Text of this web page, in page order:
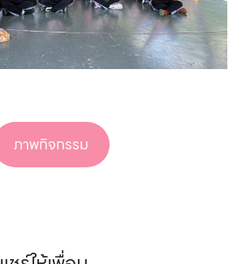
ภาพกิจกรรม